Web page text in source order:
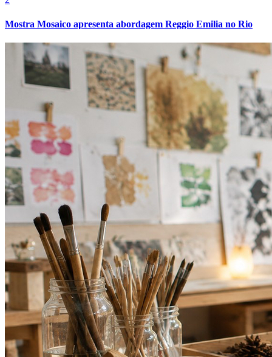
Vasco
Mostra Mosaico apresenta abordagem Reggio Emilia no Rio